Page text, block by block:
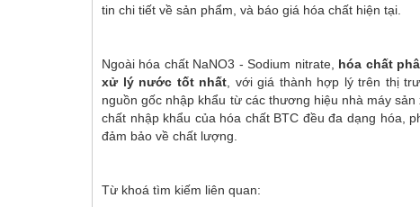
tin chi tiết về sản phẩm, và báo giá hóa chất hiện tại.
Ngoài hóa chất NaNO3 - Sodium nitrate, hóa chất
xử lý nước tốt nhất , với giá thành hợp lý trên thị
nguồn gốc nhập khẩu từ các thương hiệu nhà máy
chất nhập khẩu của hóa chất BTC đều đa dạng hóa,
đảm bảo về chất lượng.
Từ khoá tìm kiếm liên quan: